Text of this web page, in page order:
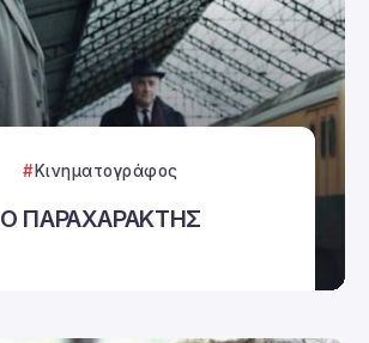
Κινηματογράφος
Ο ΠΑΡΑΧΑΡΑΚΤΗΣ